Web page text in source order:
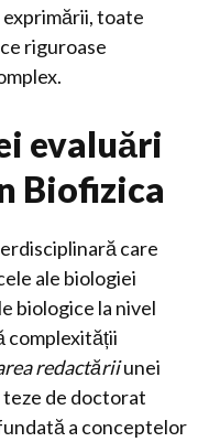
toate
riguroase
evaluări
Biofizica
care
ale biologiei
biologice la nivel
complexității
redactăriiunei
teze de doctorat
a conceptelor